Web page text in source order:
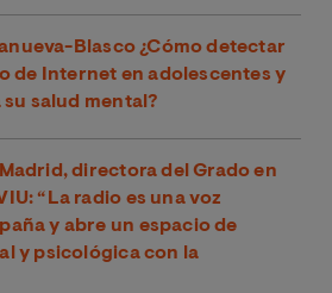
Blasco ¿Cómo detectar
de Internet en adolescentes y
salud mental?
directora del Grado en
“La radio es una voz
y abre un espacio de
y psicológica con la